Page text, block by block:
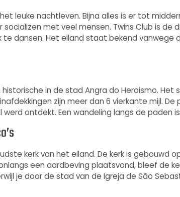
leuke nachtleven. Bijna alles is er tot
socializen met veel mensen. Twins Club is de
dansen. Het eiland staat bekend vanwege
in de stad Angra do Heroismo.
zijn meer dan 6 vierkante mijl.
ontdekt. Een wandeling langs de paden
kerk van het eiland. De kerk is gebouwd
een aardbeving plaatsvond, bleef de
je door de stad van de Igreja de São